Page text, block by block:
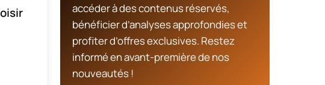
accéder à des contenus réservés,
bénéficier d’analyses approfondies et
profiter d’offres exclusives. Restez
informé en avant-première de nos
nouveautés !